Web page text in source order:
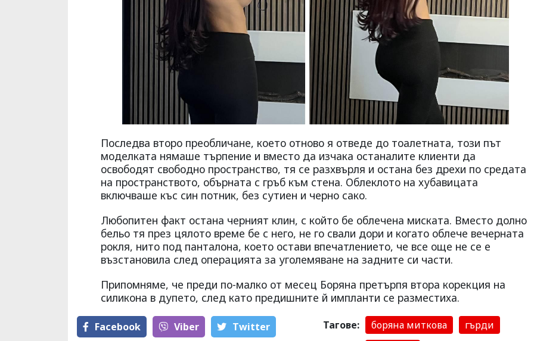
Последва второ преобличане, което отново я отведе до тоалетната, този път
моделката нямаше търпение и вместо да изчака останалите клиенти да
освободят свободно пространство, тя се разхвърля и остана без дрехи по средата
на пространството, обърната с гръб към стена. Облеклото на хубавицата
включваше къс син потник, без сутиен и черно сако.
Любопитен факт остана черният клин, с който бе облечена миската. Вместо долно
бельо тя през цялото време бе с него, не го свали дори и когато облече вечерната
рокля, нито под панталона, което остави впечатлението, че все още не се е
възстановила след операцията за уголемяване на задните си части.
Припомняме, че преди по-малко от месец Боряна претърпя втора корекция на
силикона в дупето, след като предишните й импланти се разместиха.
Facebook Viber Тwitter Тагове: боряна миткова
гърди